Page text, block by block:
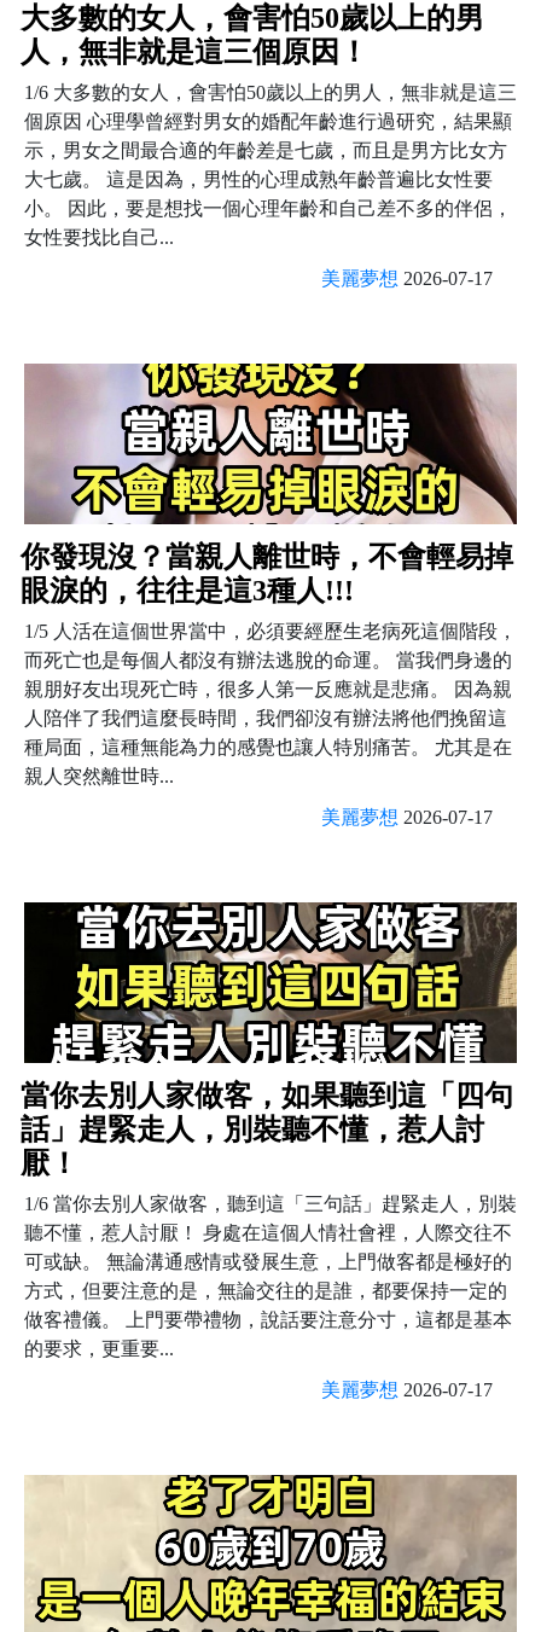
大多數的女人，會害怕50歲以上的男
人，無非就是這三個原因！
1/6 大多數的女人，會害怕50歲以上的男人，無非就是這三
個原因 心理學曾經對男女的婚配年齡進行過研究，結果顯
示，男女之間最合適的年齡差是七歲，而且是男方比女方
大七歲。 這是因為，男性的心理成熟年齡普遍比女性要
小。 因此，要是想找一個心理年齡和自己差不多的伴侶，
女性要找比自己...
美麗夢想 2026-07-17
你發現沒？當親人離世時，不會輕易掉
眼淚的，往往是這3種人!!!
1/5 人活在這個世界當中，必須要經歷生老病死這個階段，
而死亡也是每個人都沒有辦法逃脫的命運。 當我們身邊的
親朋好友出現死亡時，很多人第一反應就是悲痛。 因為親
人陪伴了我們這麼長時間，我們卻沒有辦法將他們挽留這
種局面，這種無能為力的感覺也讓人特別痛苦。 尤其是在
親人突然離世時...
美麗夢想 2026-07-17
當你去別人家做客，如果聽到這「四句
話」趕緊走人，別裝聽不懂，惹人討
厭！
1/6 當你去別人家做客，聽到這「三句話」趕緊走人，別裝
聽不懂，惹人討厭！ 身處在這個人情社會裡，人際交往不
可或缺。 無論溝通感情或發展生意，上門做客都是極好的
方式，但要注意的是，無論交往的是誰，都要保持一定的
做客禮儀。 上門要帶禮物，說話要注意分寸，這都是基本
的要求，更重要...
美麗夢想 2026-07-17